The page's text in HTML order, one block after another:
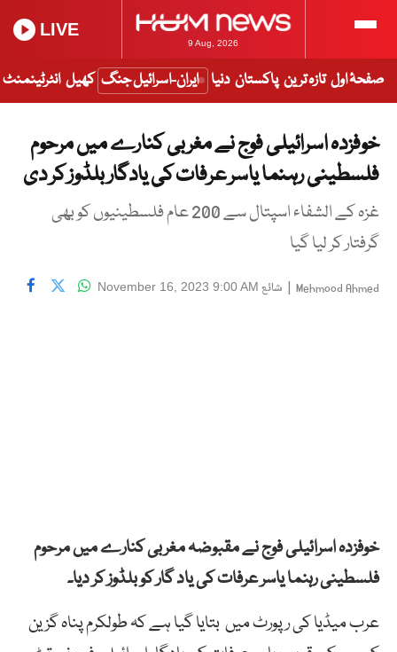
9 Aug, 2026
LIVE
صفحۂ اول تازہ ترین پاکستان دنیا ایران-اسرائیل جنگ کھیل انٹرٹینمنٹ
خوفزدہ اسرائیلی فوج نے مغربی کنارے میں مرحوم
فلسطینی رہنما یاسر عرفات کی یادگار بلڈوز کر دی
غزہ کے الشفاء اسپتال سے 200 عام فلسطینیوں کو بھی
گرفتار کر لیا گیا
Mehmood Ahmed
| شائع November 16, 2023 9:00 AM
خوفزدہ اسرائیلی فوج نے مقبوضہ مغربی کنارے میں مرحوم
فلسطینی رہنما یاسر عرفات کی یاد گار کو بلڈوز کر دیا۔
عرب میڈیا کی رپورٹ میں بتایا گیا ہے کہ طولکرم پناہ گزین